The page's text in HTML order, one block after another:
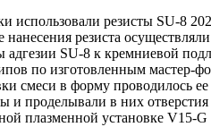
использовали резисты SU-
резиста
SU-8 к кремниевой
по изготовленным мастер-
смеси в форму проводилось
в них
плазменной установке